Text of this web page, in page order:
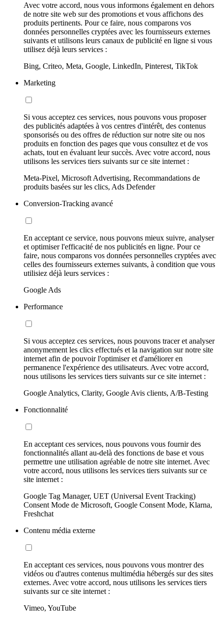
Avec votre accord, nous vous informons également en dehors
de notre site web sur des promotions et vous affichons des
produits pertinents. Pour ce faire, nous comparons vos
données personnelles cryptées avec les fournisseurs externes
suivants et utilisons leurs canaux de publicité en ligne si vous
utilisez déjà leurs services :
Bing, Criteo, Meta, Google, LinkedIn, Pinterest, TikTok
Marketing
Si vous acceptez ces services, nous pouvons vous proposer
des publicités adaptées à vos centres d'intérêt, des contenus
sponsorisés ou des offres de réduction sur notre site ou nos
produits en fonction des pages que vous consultez et de vos
achats, tout en évaluant leur succès. Avec votre accord, nous
utilisons les services tiers suivants sur ce site internet :
Meta-Pixel, Microsoft Advertising, Recommandations de
produits basées sur les clics, Ads Defender
Conversion-Tracking avancé
En acceptant ce service, nous pouvons mieux suivre, analyser
et optimiser l'efficacité de nos publicités en ligne. Pour ce
faire, nous comparons vos données personnelles cryptées avec
celles des fournisseurs externes suivants, à condition que vous
utilisiez déjà leurs services :
Google Ads
Performance
Si vous acceptez ces services, nous pouvons tracer et analyser
anonymement les clics effectués et la navigation sur notre site
internet afin de pouvoir l'optimiser et d'améliorer en
permanence l'expérience des utilisateurs. Avec votre accord,
nous utilisons les services tiers suivants sur ce site internet :
Google Analytics, Clarity, Google Avis clients, A/B-Testing
Fonctionnalité
En acceptant ces services, nous pouvons vous fournir des
fonctionnalités allant au-delà des fonctions de base et vous
permettre une utilisation agréable de notre site internet. Avec
votre accord, nous utilisons les services tiers suivants sur ce
site internet :
Google Tag Manager, UET (Universal Event Tracking)
Consent Mode de Microsoft, Google Consent Mode, Klarna,
Freshchat
Contenu média externe
En acceptant ces services, nous pouvons vous montrer des
vidéos ou d'autres contenus multimédia hébergés sur des sites
externes. Avec votre accord, nous utilisons les services tiers
suivants sur ce site internet :
Vimeo, YouTube